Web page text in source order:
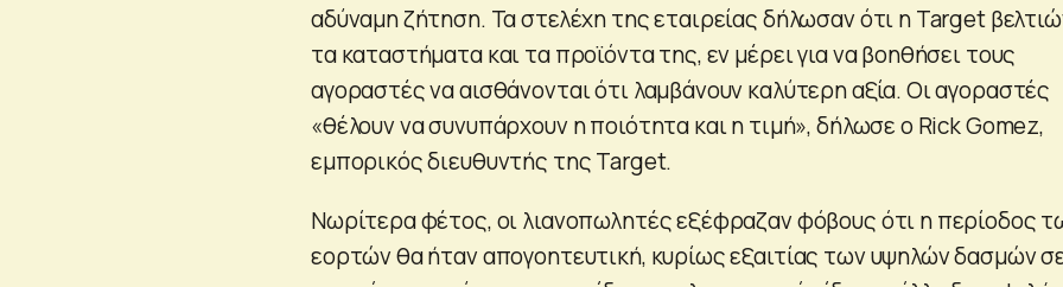
αδύναμη ζήτηση. Τα στελέχη της εταιρείας δήλωσαν ότι η Target
τα καταστήματα και τα προϊόντα της, εν μέρει για να βοηθήσει τους
αγοραστές να αισθάνονται ότι λαμβάνουν καλύτερη αξία. Οι αγοραστές
«θέλουν να συνυπάρχουν η ποιότητα και η τιμή», δήλωσε ο Rick Gomez,
εμπορικός διευθυντής της Target.
Νωρίτερα φέτος, οι λιανοπωλητές εξέφραζαν φόβους ότι η περίοδος
εορτών θα ήταν απογοητευτική, κυρίως εξαιτίας των υψηλών δασμών